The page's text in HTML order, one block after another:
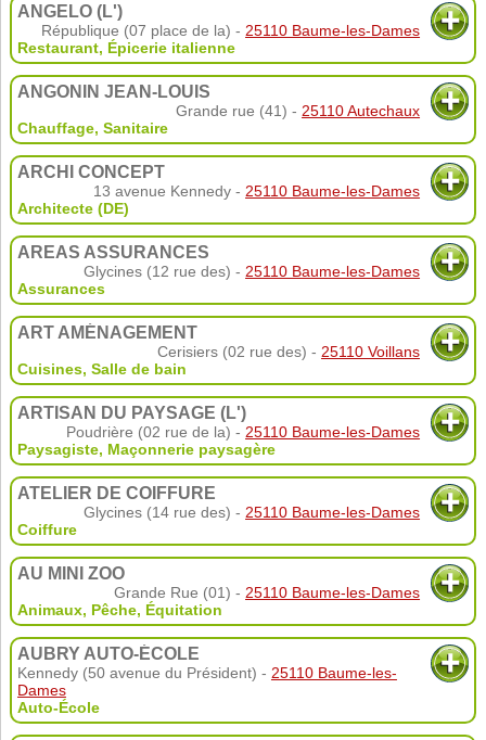
ANGELO (L')
République (07 place de la) - 25110 Baume-les-Dames
Restaurant, Épicerie italienne
ANGONIN JEAN-LOUIS
Grande rue (41) - 25110 Autechaux
Chauffage, Sanitaire
ARCHI CONCEPT
13 avenue Kennedy - 25110 Baume-les-Dames
Architecte (DE)
AREAS ASSURANCES
Glycines (12 rue des) - 25110 Baume-les-Dames
Assurances
ART AMÉNAGEMENT
Cerisiers (02 rue des) - 25110 Voillans
Cuisines, Salle de bain
ARTISAN DU PAYSAGE (L')
Poudrière (02 rue de la) - 25110 Baume-les-Dames
Paysagiste, Maçonnerie paysagère
ATELIER DE COIFFURE
Glycines (14 rue des) - 25110 Baume-les-Dames
Coiffure
AU MINI ZOO
Grande Rue (01) - 25110 Baume-les-Dames
Animaux, Pêche, Équitation
AUBRY AUTO-ÉCOLE
Kennedy (50 avenue du Président) - 25110 Baume-les-
Dames
Auto-École